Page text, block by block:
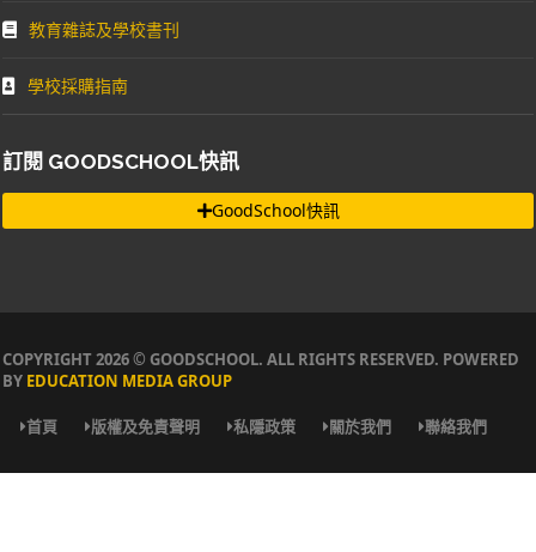
教育雜誌及學校書刊
學校採購指南
訂閱 GOODSCHOOL快訊
GoodSchool快訊
COPYRIGHT 2026 © GOODSCHOOL. ALL RIGHTS RESERVED. POWERED
BY EDUCATION MEDIA GROUP
首頁 版權及免責聲明 私隱政策 關於我們 聯絡我們